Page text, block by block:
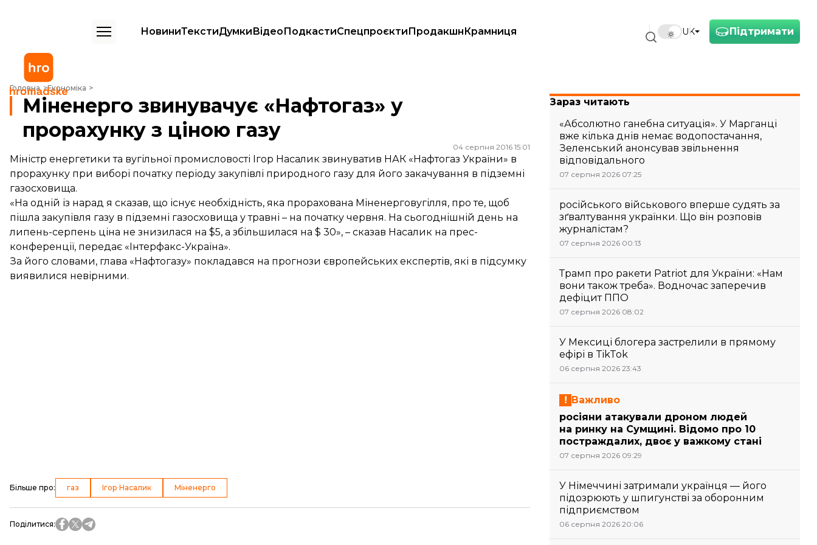
Підтримати
UK
НовиниТекстиДумкиВідеоПодкастиСпецпроєктиПродакшнКрамниця
Головна Економіка
Міненерго звинувачує «Нафтогаз» у прорахунку з ціною газу
Міненерго звинувачує «Нафтогаз» у
прорахунку з ціною газу
04 серпня 2016 15:01
Міністр енергетики та вугільної промисловості Ігор Насалик звинуватив НАК «Нафтогаз України» в
прорахунку при виборі початку періоду закупівлі природного газу для його закачування в підземні
газосховища.
«На одній із нарад я сказав, що існує необхідність, яка прорахована Міненерговугілля, про те, щоб
пішла закупівля газу в підземні газосховища у травні – на початку червня. На сьогоднішній день на
липень-серпень ціна не знизилася на $5, а збільшилася на $ 30», – сказав Насалик на прес-
конференції, передає «Інтерфакс-Україна».
За його словами, глава «Нафтогазу» покладався на прогнози європейських експертів, які в підсумку
виявилися невірними.
Більше про: газ Ігор Насалик Міненерго
Поділитися:
Зараз читають
«Абсолютно ганебна ситуація». У Марганці
вже кілька днів немає водопостачання,
Зеленський анонсував звільнення
відповідального
07 серпня 2026 07:25
російського військового вперше судять за
зґвалтування українки. Що він розповів
журналістам?
07 серпня 2026 00:13
Трамп про ракети Patriot для України: «Нам
вони також треба». Водночас заперечив
дефіцит ППО
07 серпня 2026 08:02
У Мексиці блогера застрелили в прямому
ефірі в TikTok
06 серпня 2026 23:43
Важливо
росіяни атакували дроном людей
на ринку на Сумщині. Відомо про 10
постраждалих, двоє у важкому стані
07 серпня 2026 09:29
У Німеччині затримали українця — його
підозрюють у шпигунстві за оборонним
підприємством
06 серпня 2026 20:06